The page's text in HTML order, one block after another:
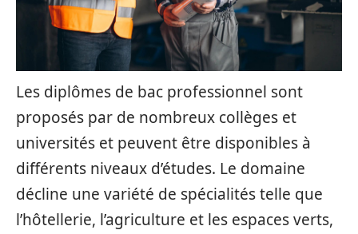
Les diplômes de bac professionnel sont
proposés par de nombreux collèges et
universités et peuvent être disponibles à
différents niveaux d’études. Le domaine
décline une variété de spécialités telle que
l’hôtellerie, l’agriculture et les espaces verts,